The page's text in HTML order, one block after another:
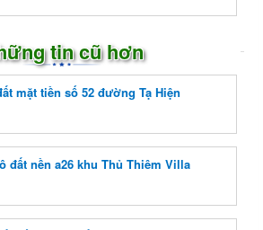
tin cũ hơn
mặt tiền số 52 đường Tạ Hiện
đất nền a26 khu Thủ Thiêm Villa